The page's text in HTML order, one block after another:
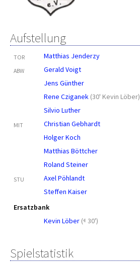
Aufstellung
TOR Matthias Jenderzy
ABW
Gerald Voigt
Jens Günther
Rene Cziganek (30' Kevin Löber)
Silvio Luther
MIT
Christian Gebhardt
Holger Koch
Matthias Böttcher
Roland Steiner
STU
Axel Pöhlandt
Steffen Kaiser
Ersatzbank
Kevin Löber ( 30')
Spielstatistik